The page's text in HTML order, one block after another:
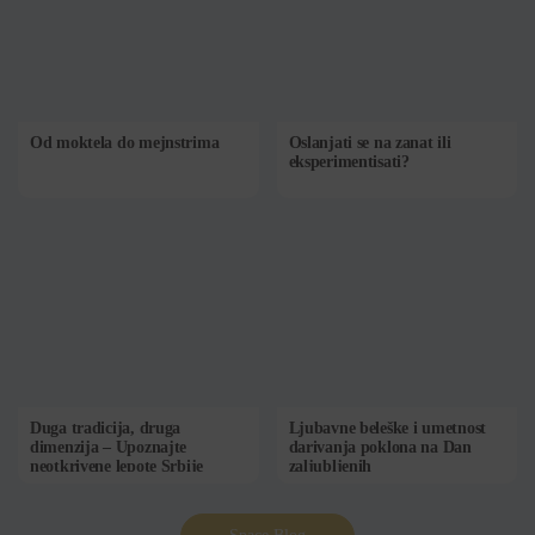
Od moktela do mejnstrima
Oslanjati se na zanat ili
eksperimentisati?
Duga tradicija, druga
dimenzija – Upoznajte
neotkrivene lepote Srbije
Ljubavne beleške i umetnost
darivanja poklona na Dan
zaljubljenih